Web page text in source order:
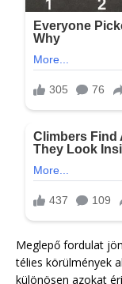
Meglepő fordulat
télies körülmények
különösen azokat